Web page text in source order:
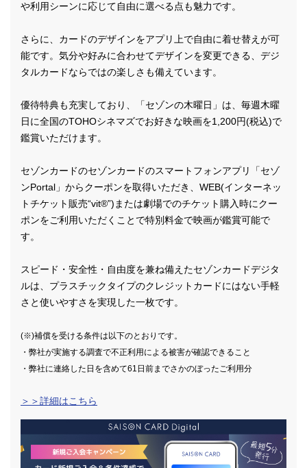
や利用シーンに応じて自由に選べる点も魅力です。
さらに、カードのデザインをアプリ上で自由に着せ替えが可
能です。気分や好みに合わせてデザインを変更できる、デジ
タルカードならではの楽しさも備えています。
優待特典も充実しており、「セゾンの木曜日」は、毎週木曜
日に全国のTOHOシネマズでお好きな映画を1,200円(税込)で
鑑賞いただけます。
セゾンカードのセゾンカードのスマートフォンアプリ「セゾ
ンPortal」からクーポンを取得いただき、WEB(インターネッ
トチケット販売“vit®”)または劇場でのチケット購入時にクー
ポンをご利用いただくことで特別料金で映画が鑑賞可能で
す。
スピード・安全性・自由度を兼ね備えたセゾンカードデジタ
ルは、プラスチックタイプのクレジットカードにはない手軽
さと使いやすさを実現した一枚です。
(※)補償を受ける条件は以下のとおりです。
・弊社が実施する調査で不正利用による被害が確認できること
・弊社に連絡した日を含めて61日前までさかのぼったご利用分
＞＞詳細はこちら